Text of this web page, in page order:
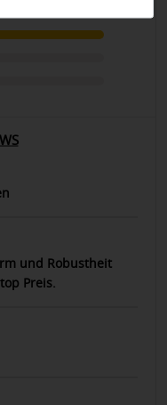
und Robustheit
Preis.